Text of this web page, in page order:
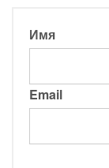
Имя
Email